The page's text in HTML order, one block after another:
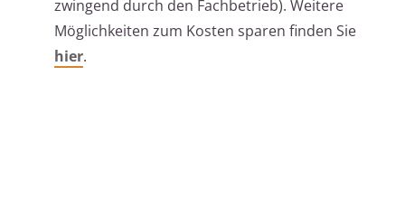
zwingend durch den Fachbetrieb). Weitere
Möglichkeiten zum Kosten sparen finden Sie
hier.